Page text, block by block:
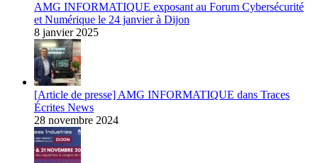
AMG INFORMATIQUE exposant au Forum Cybersécurité
et Numérique le 24 janvier à Dijon
8 janvier 2025
[Article de presse] AMG INFORMATIQUE dans Traces
Écrites News
28 novembre 2024